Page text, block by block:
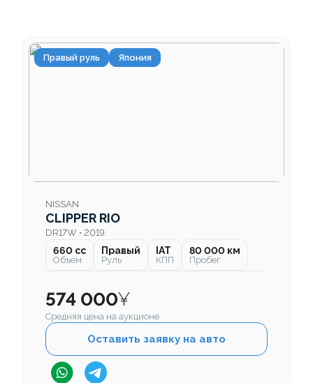
Правый руль Япония
NISSAN
CLIPPER RIO
DR17W • 2019
660 cc
Объем
Правый
Руль
IAT
КПП
80 000 км
Пробег
574 000¥
Средняя цена на аукционе
Оставить заявку на авто